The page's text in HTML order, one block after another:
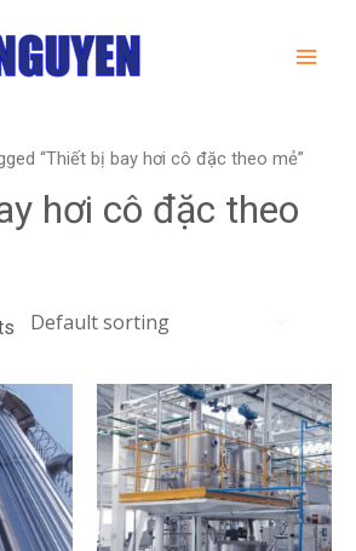
“Thiết bị bay hơi cô đặc theo mẻ”
hơi cô đặc theo